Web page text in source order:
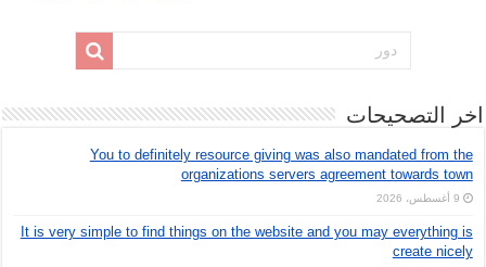
اخر التصحيحات
You to definitely resource giving was also mandated from the
organizations servers agreement towards town
9 أغسطس، 2026
It is very simple to find things on the website and you may everything is
create nicely